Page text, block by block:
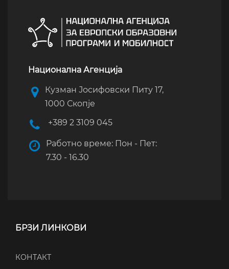
Национална Агенција
Кузман Јосифовски Питу 17,
1000 Скопје
+389 2 3109 045
Работно време: Пон - Пет:
7.30 - 16.30
БРЗИ ЛИНКОВИ
КОНТАКТ